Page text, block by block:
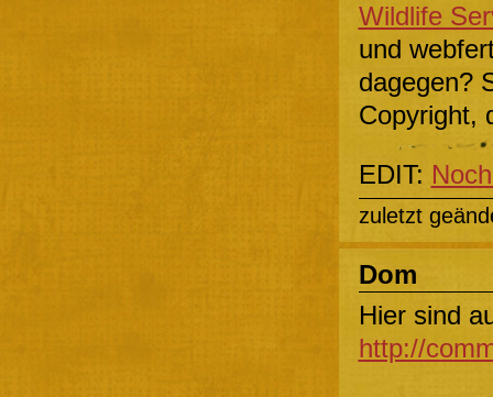
Wildlife
und
dagegen?
Copyright,
EDIT:
zuletzt
Dom
Hier sind
http://